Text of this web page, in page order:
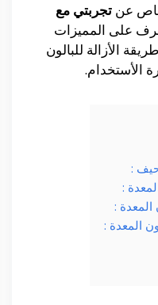
عن تجربتي مع
على المميزات
الأزالة للبالون
الأستخدام.
:
:
:
المعدة :